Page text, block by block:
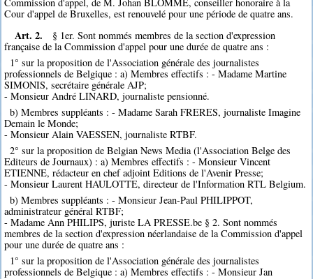
Cour d'appel de Bruxelles, est renouvelé pour une période de quatre ans.
Art. 2.
§ 1er. Sont nommés membres de la section d'expression
française de la Commission d'appel pour une durée de quatre ans :
1° sur la proposition de l'Association générale des journalistes
professionnels de Belgique : a) Membres effectifs : - Madame Martine
SIMONIS, secrétaire générale AJP;
- Monsieur André LINARD, journaliste pensionné.
b) Membres suppléants : - Madame Sarah FRERES, journaliste Imagine
Demain le Monde;
- Monsieur Alain VAESSEN, journaliste RTBF.
2° sur la proposition de Belgian News Media (l'Association Belge des
Editeurs de Journaux) : a) Membres effectifs : - Monsieur Vincent
ETIENNE, rédacteur en chef adjoint Editions de l'Avenir Presse;
- Monsieur Laurent HAULOTTE, directeur de l'Information RTL Belgium.
b) Membres suppléants : - Monsieur Jean-Paul PHILIPPOT,
administrateur général RTBF;
- Madame Ann PHILIPS, juriste LA PRESSE.be § 2. Sont nommés
membres de la section d'expression néerlandaise de la Commission d'appel
pour une durée de quatre ans :
1° sur la proposition de l'Association générale des journalistes
professionnels de Belgique : a) Membres effectifs : - Monsieur Jan